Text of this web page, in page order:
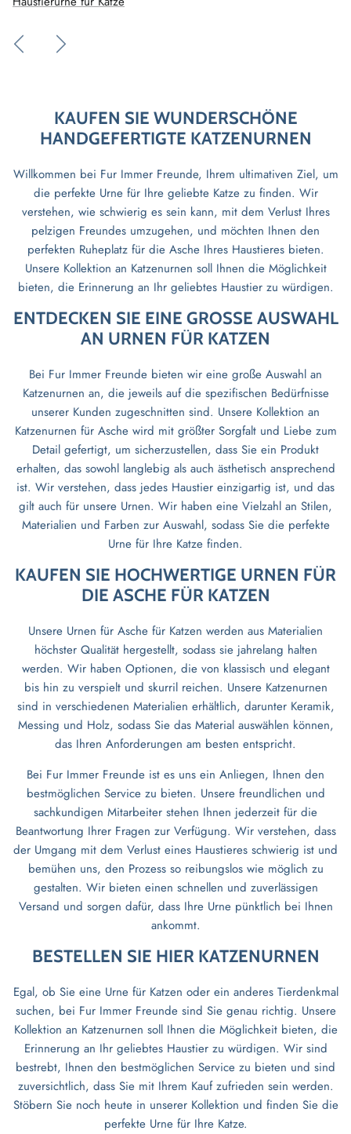
KAUFEN SIE WUNDERSCHÖNE
HANDGEFERTIGTE KATZENURNEN
Willkommen bei Fur Immer Freunde, Ihrem ultimativen Ziel, um
die perfekte Urne für Ihre geliebte Katze zu finden. Wir
verstehen, wie schwierig es sein kann, mit dem Verlust Ihres
pelzigen Freundes umzugehen, und möchten Ihnen den
perfekten Ruheplatz für die Asche Ihres Haustieres bieten.
Unsere Kollektion an Katzenurnen soll Ihnen die Möglichkeit
bieten, die Erinnerung an Ihr geliebtes Haustier zu würdigen.
ENTDECKEN SIE EINE GROSSE AUSWAHL A
N URNEN FÜR KATZEN
Bei Fur Immer Freunde bieten wir eine große Auswahl an
Katzenurnen an, die jeweils auf die spezifischen Bedürfnisse
unserer Kunden zugeschnitten sind. Unsere Kollektion an
Katzenurnen für Asche wird mit größter Sorgfalt und Liebe zum
Detail gefertigt, um sicherzustellen, dass Sie ein Produkt
erhalten, das sowohl langlebig als auch ästhetisch ansprechend
ist. Wir verstehen, dass jedes Haustier einzigartig ist, und das
gilt auch für unsere Urnen. Wir haben eine Vielzahl an Stilen,
Materialien und Farben zur Auswahl, sodass Sie die perfekte
Urne für Ihre Katze finden.
KAUFEN SIE HOCHWERTIGE URNEN FÜR
DIE ASCHE FÜR KATZEN
Unsere Urnen für Asche für Katzen werden aus Materialien
höchster Qualität hergestellt, sodass sie jahrelang halten
werden. Wir haben Optionen, die von klassisch und elegant
bis hin zu verspielt und skurril reichen. Unsere Katzenurnen
sind in verschiedenen Materialien erhältlich, darunter Keramik,
Messing und Holz, sodass Sie das Material auswählen können,
das Ihren Anforderungen am besten entspricht.
Bei Fur Immer Freunde ist es uns ein Anliegen, Ihnen den
bestmöglichen Service zu bieten. Unsere freundlichen und
sachkundigen Mitarbeiter stehen Ihnen jederzeit für die
Beantwortung Ihrer Fragen zur Verfügung. Wir verstehen, dass
der Umgang mit dem Verlust eines Haustieres schwierig ist und
bemühen uns, den Prozess so reibungslos wie möglich zu
gestalten. Wir bieten einen schnellen und zuverlässigen
Versand und sorgen dafür, dass Ihre Urne pünktlich bei Ihnen
ankommt.
BESTELLEN SIE HIER KATZENURNEN
Egal, ob Sie eine Urne für Katzen oder ein anderes Tierdenkmal
suchen, bei Fur Immer Freunde sind Sie genau richtig. Unsere
Kollektion an Katzenurnen soll Ihnen die Möglichkeit bieten, die
Erinnerung an Ihr geliebtes Haustier zu würdigen. Wir sind
bestrebt, Ihnen den bestmöglichen Service zu bieten und sind
zuversichtlich, dass Sie mit Ihrem Kauf zufrieden sein werden.
Stöbern Sie noch heute in unserer Kollektion und finden Sie die
perfekte Urne für Ihre Katze.